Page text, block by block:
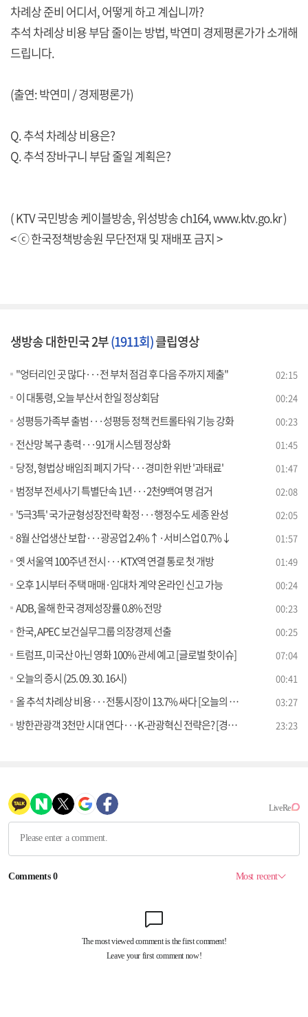
차례상 준비 어디서, 어떻게 하고 계십니까?
추석 차례상 비용 부담 줄이는 방법, 박연미 경제평론가가 소개해
드립니다.
(출연: 박연미 / 경제평론가)
Q. 추석 차례상 비용은?
Q. 추석 장바구니 부담 줄일 계획은?
( KTV 국민방송 케이블방송, 위성방송 ch164,www.ktv.go.kr)
< ⓒ 한국정책방송원 무단전재 및 재배포 금지 >
생방송 대한민국 2부(1911회)클립영상
"엉터리인 곳 많다···전 부처 점검 후 다음 주까지 제출" 02:15
이 대통령, 오늘 부산서 한일 정상회담 00:24
성평등가족부 출범···성평등 정책 컨트롤타워 기능 강화 00:23
전산망 복구 총력···91개 시스템 정상화 01:45
당정, 형법상 배임죄 폐지 가닥···경미한 위반 '과태료' 01:47
범정부 전세사기 특별단속 1년···2천9백여 명 검거 02:08
'5극3특' 국가균형성장전략 확정···행정수도 세종 완성 02:05
8월 산업생산 보합···광공업 2.4%↑·서비스업 0.7%↓ 01:57
옛 서울역 100주년 전시···KTX역 연결 통로 첫 개방 01:49
오후 1시부터 주택 매매·임대차 계약 온라인 신고 가능 00:24
ADB, 올해 한국 경제성장률 0.8% 전망 00:23
한국, APEC 보건실무그룹 의장경제 선출 00:25
트럼프, 미국산 아닌 영화 100% 관세 예고 [글로벌 핫이슈] 07:04
오늘의 증시 (25. 09. 30. 16시) 00:41
올 추석 차례상 비용···전통시장이 13.7% 싸다 [오늘의 이슈] 03:27
방한관광객 3천만 시대 연다···K-관광혁신 전략은? [경제&이슈] 23:23